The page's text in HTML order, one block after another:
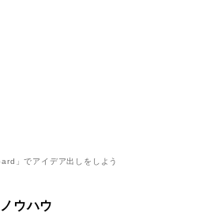
」でアイデア出しをしよう
ウハウ